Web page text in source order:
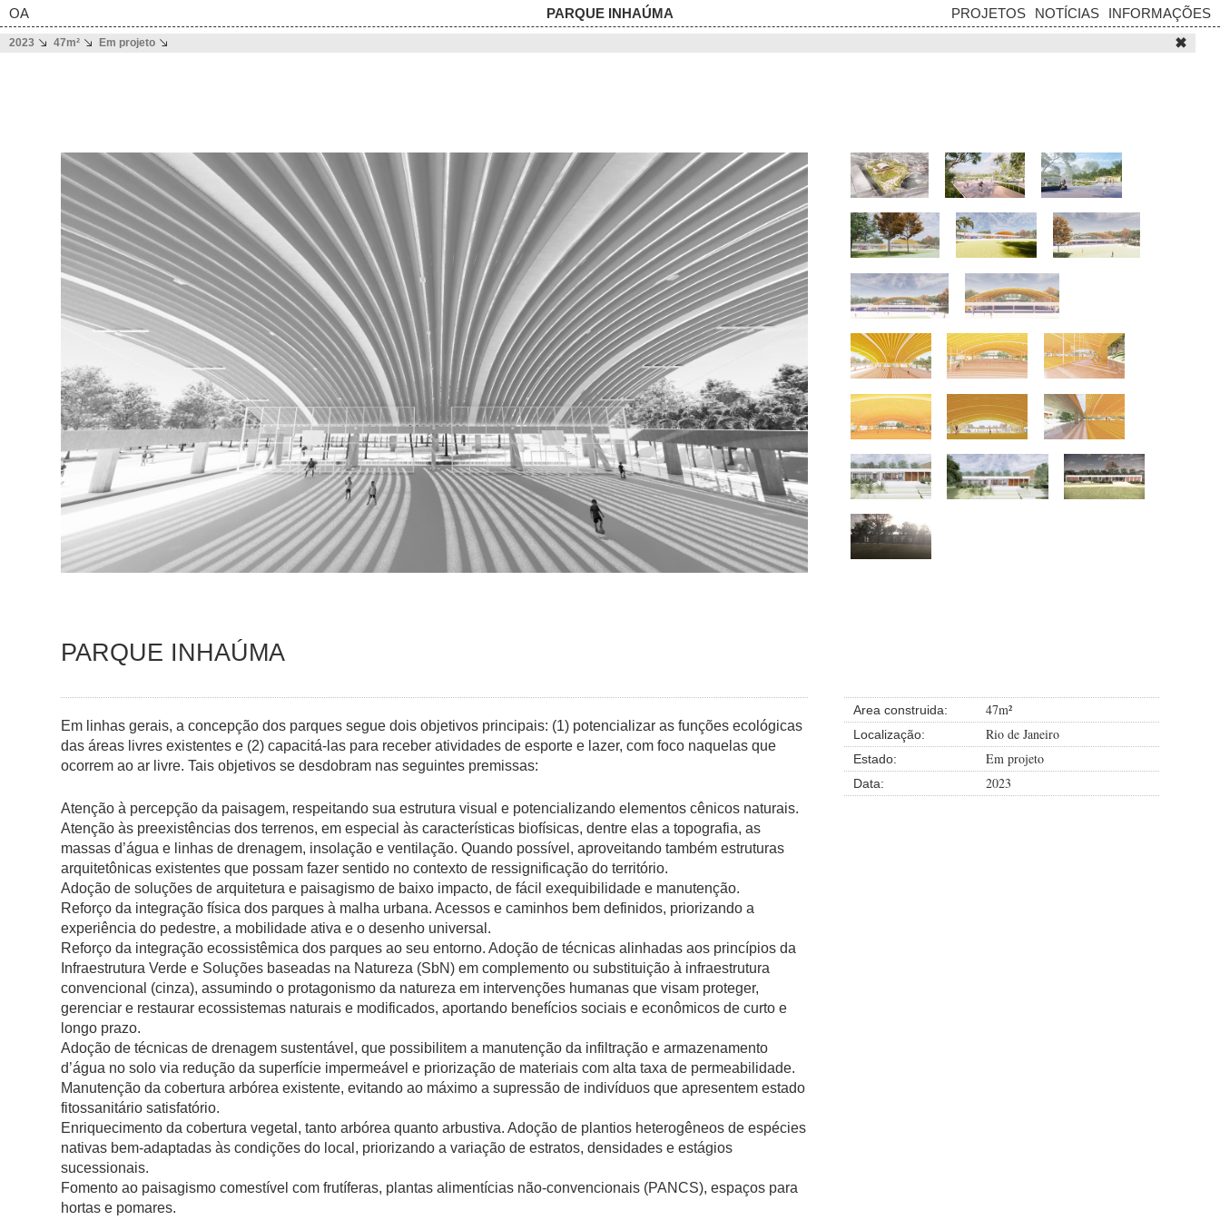
OA PARQUE INHAÚMA INFORMAÇÕES
NOTÍCIAS
PROJETOS
2023 47m² Em projeto ✖
PARQUE INHAÚMA
Em linhas gerais, a concepção dos parques segue dois objetivos principais: (1) potencializar as funções ecológicas
das áreas livres existentes e (2) capacitá-las para receber atividades de esporte e lazer, com foco naquelas que
ocorrem ao ar livre. Tais objetivos se desdobram nas seguintes premissas:
Atenção à percepção da paisagem, respeitando sua estrutura visual e potencializando elementos cênicos naturais.
Atenção às preexistências dos terrenos, em especial às características biofísicas, dentre elas a topografia, as
massas d’água e linhas de drenagem, insolação e ventilação. Quando possível, aproveitando também estruturas
arquitetônicas existentes que possam fazer sentido no contexto de ressignificação do território.
Adoção de soluções de arquitetura e paisagismo de baixo impacto, de fácil exequibilidade e manutenção.
Reforço da integração física dos parques à malha urbana. Acessos e caminhos bem definidos, priorizando a
experiência do pedestre, a mobilidade ativa e o desenho universal.
Reforço da integração ecossistêmica dos parques ao seu entorno. Adoção de técnicas alinhadas aos princípios da
Infraestrutura Verde e Soluções baseadas na Natureza (SbN) em complemento ou substituição à infraestrutura
convencional (cinza), assumindo o protagonismo da natureza em intervenções humanas que visam proteger,
gerenciar e restaurar ecossistemas naturais e modificados, aportando benefícios sociais e econômicos de curto e
longo prazo.
Adoção de técnicas de drenagem sustentável, que possibilitem a manutenção da infiltração e armazenamento
d’água no solo via redução da superfície impermeável e priorização de materiais com alta taxa de permeabilidade.
Manutenção da cobertura arbórea existente, evitando ao máximo a supressão de indivíduos que apresentem estado
fitossanitário satisfatório.
Enriquecimento da cobertura vegetal, tanto arbórea quanto arbustiva. Adoção de plantios heterogêneos de espécies
nativas bem-adaptadas às condições do local, priorizando a variação de estratos, densidades e estágios
sucessionais.
Fomento ao paisagismo comestível com frutíferas, plantas alimentícias não-convencionais (PANCS), espaços para
hortas e pomares.
Area construida: 47m²
Localização: Rio de Janeiro
Estado: Em projeto
Data: 2023